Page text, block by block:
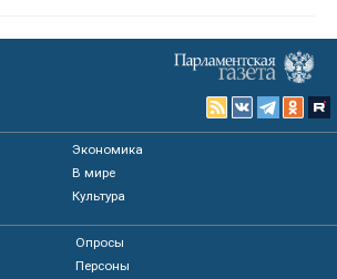
Экономика
В мире
Культура
Опросы
Персоны